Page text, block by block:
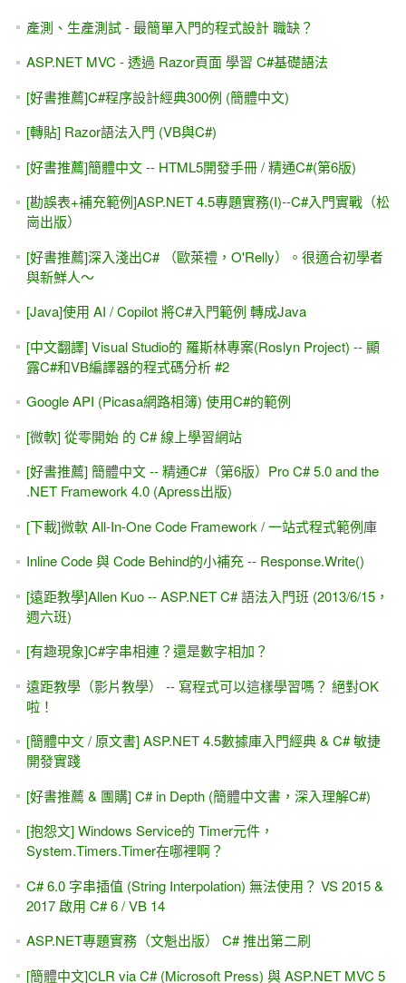
產測、生產測試 - 最簡單入門的程式設計 職缺？
ASP.NET MVC - 透過 Razor頁面 學習 C#基礎語法
[好書推薦]C#程序設計經典300例 (簡體中文)
[轉貼] Razor語法入門 (VB與C#)
[好書推薦]簡體中文 -- HTML5開發手冊 / 精通C#(第6版)
[勘誤表+補充範例]ASP.NET 4.5專題實務(I)--C#入門實戰（松
崗出版）
[好書推薦]深入淺出C# （歐萊禮，O'Relly）。很適合初學者
與新鮮人～
[Java]使用 AI / Copilot 將C#入門範例 轉成Java
[中文翻譯] Visual Studio的 羅斯林專案(Roslyn Project) -- 顯
露C#和VB編譯器的程式碼分析 #2
Google API (Picasa網路相簿) 使用C#的範例
[微軟] 從零開始 的 C# 線上學習網站
[好書推薦] 簡體中文 -- 精通C#（第6版）Pro C# 5.0 and the
.NET Framework 4.0 (Apress出版)
[下載]微軟 All-In-One Code Framework / 一站式程式範例庫
Inline Code 與 Code Behind的小補充 -- Response.Write()
[遠距教學]Allen Kuo -- ASP.NET C# 語法入門班 (2013/6/15，
週六班)
[有趣現象]C#字串相連？還是數字相加？
遠距教學（影片教學） -- 寫程式可以這樣學習嗎？ 絕對OK
啦！
[簡體中文 / 原文書] ASP.NET 4.5數據庫入門經典 & C# 敏捷
開發實踐
[好書推薦 & 團購] C# in Depth (簡體中文書，深入理解C#)
[抱怨文] Windows Service的 Timer元件，
System.Timers.Timer在哪裡啊？
C# 6.0 字串插值 (String Interpolation) 無法使用？ VS 2015 &
2017 啟用 C# 6 / VB 14
ASP.NET專題實務（文魁出版） C# 推出第二刷
[簡體中文]CLR via C# (Microsoft Press) 與 ASP.NET MVC 5